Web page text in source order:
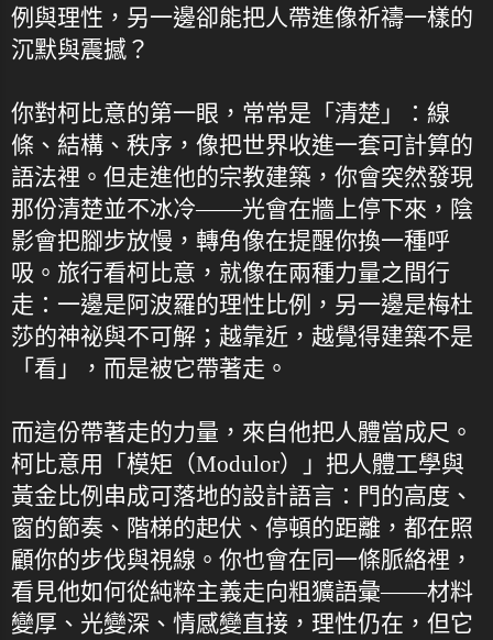
例與理性，另一邊卻能把人帶進像祈禱一樣的
沉默與震撼？
你對柯比意的第一眼，常常是「清楚」：線
條、結構、秩序，像把世界收進一套可計算的
語法裡。但走進他的宗教建築，你會突然發現
那份清楚並不冰冷——光會在牆上停下來，陰
影會把腳步放慢，轉角像在提醒你換一種呼
吸。旅行看柯比意，就像在兩種力量之間行
走：一邊是阿波羅的理性比例，另一邊是梅杜
莎的神祕與不可解；越靠近，越覺得建築不是
「看」，而是被它帶著走。
而這份帶著走的力量，來自他把人體當成尺。
柯比意用「模矩（Modulor）」把人體工學與
黃金比例串成可落地的設計語言：門的高度、
窗的節奏、階梯的起伏、停頓的距離，都在照
顧你的步伐與視線。你也會在同一條脈絡裡，
看見他如何從純粹主義走向粗獷語彙——材料
變厚、光變深、情感變直接，理性仍在，但它